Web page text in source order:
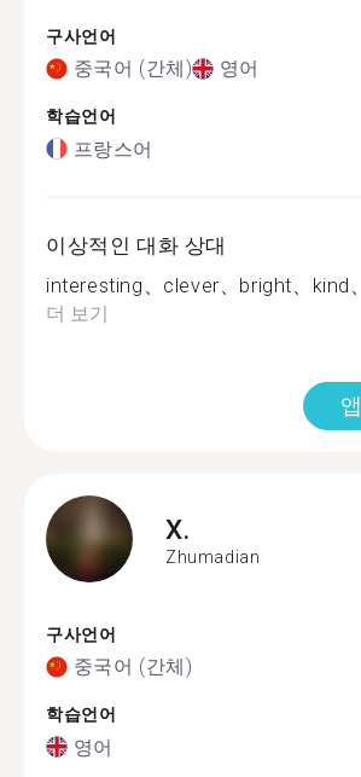
구사언어
중국어 (간체) 영어
학습언어
프랑스어
이상적인 대화 상대
interesting、clever、bright、kind
더 보기
X.
Zhumadian
구사언어
중국어 (간체)
학습언어
영어